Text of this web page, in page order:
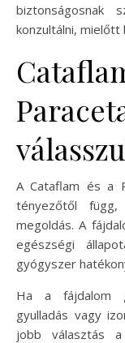
biztonságosnak
konzultálni,
A Cataflam és a
tényezőtől
megoldás. A
egészségi
gyógyszer
Ha a fájdalom
gyulladás vagy
jobb választás a